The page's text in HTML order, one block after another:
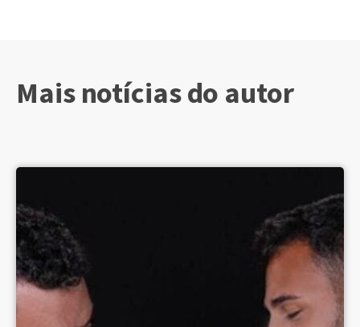
Mais notícias do autor